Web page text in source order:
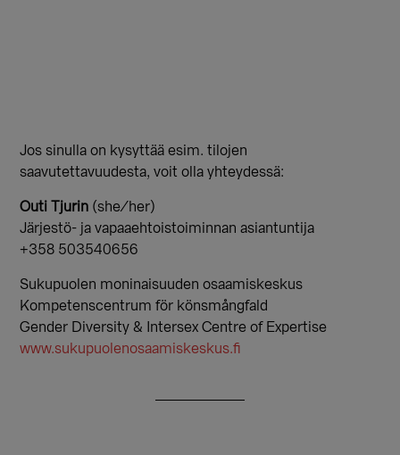
Jos sinulla on kysyttää esim. tilojen
saavutettavuudesta, voit olla yhteydessä:
Outi Tjurin (she/her)
Järjestö- ja vapaaehtoistoiminnan asiantuntija
+358 503540656
Sukupuolen moninaisuuden osaamiskeskus
Kompetenscentrum för könsmångfald
Gender Diversity & Intersex Centre of Expertise
www.sukupuolenosaamiskeskus.fi